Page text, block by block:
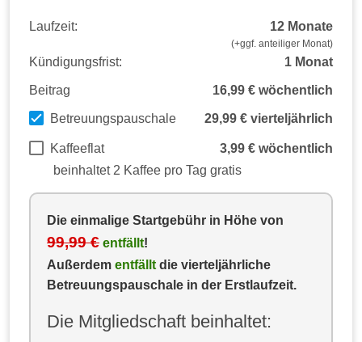
Laufzeit: 12 Monate
(+ggf. anteiliger Monat)
Kündigungsfrist: 1 Monat
Beitrag 16,99 € wöchentlich
Betreuungspauschale 29,99 € vierteljährlich
Kaffeeflat
3,99 € wöchentlich
beinhaltet 2 Kaffee pro Tag gratis
Die einmalige Startgebühr in Höhe von
99,99 € entfällt!
Außerdem entfällt die vierteljährliche
Betreuungspauschale in der Erstlaufzeit.
Die Mitgliedschaft beinhaltet: